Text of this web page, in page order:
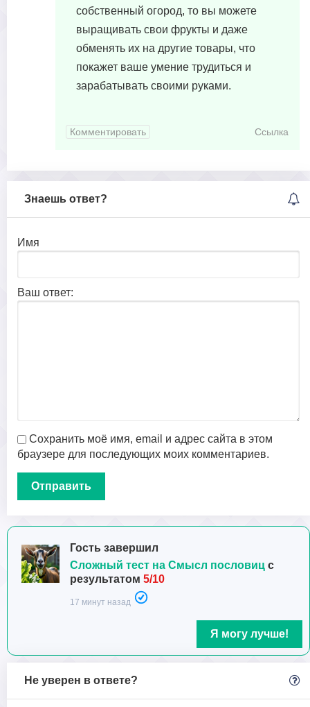
собственный огород, то вы можете
выращивать свои фрукты и даже
обменять их на другие товары, что
покажет ваше умение трудиться и
зарабатывать своими руками.
Комментировать Ссылка
Знаешь ответ?
Имя
Ваш ответ:
Сохранить моё имя, email и адрес сайта в этом
браузере для последующих моих комментариев.
Гость завершил
Сложный тест на Смысл пословиц с
результатом 5/10
17 минут назад
Я могу лучше!
Не уверен в ответе?